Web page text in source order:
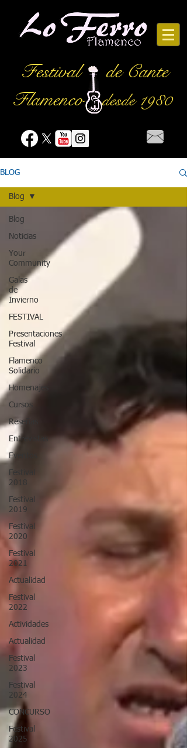
Festival
de Cante
Flamencodesde 1980
BLOG
Blog
Noticias
Your
Community
Galas
de
Invierno
FESTIVAL
Presentaciones
Festival
Flamenco
Solidario
Homenajes
Cursos
Reseñas
Entrevistas
Eventos
Festival
2018
Festival
2019
Festival
2020
Festival
2021
Actualidad
Festival
2022
Actividades
Actualidad
Festival
2023
Festival
2024
CONCURSO
Festival
2025
Blog